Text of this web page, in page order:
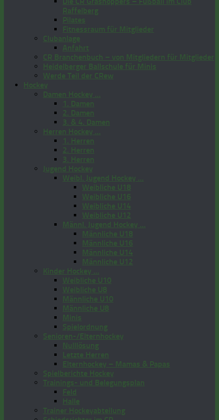
Raffelberg
Pilates
Fitnessraum für Mitglieder
Clubanlage
Anfahrt
CR Branchenbuch – von Mitgliedern für Mitglieder
Heidelberger Ballschule für Minis
Werde Teil der CRew
Hockey
Damen Hockey …
1. Damen
2. Damen
3. & 4. Damen
Herren Hockey …
1. Herren
2. Herren
3. Herren
Jugend Hockey
Weibl. Jugend Hockey …
Weibliche U18
Weibliche U16
Weibliche U14
Weibliche U12
Männl. Jugend Hockey …
Männliche U18
Männliche U16
Männliche U14
Männliche U12
Kinder Hockey …
Weibliche U10
Weibliche U8
Männliche U10
Männliche U8
Minis
Spielordnung
Senioren-/Elternhockey
Nulllösung
Letzte Herren
Elternhockey – Mamas & Papas
Spielberichte Hockey
Trainings- und Belegungsplan
Feld
Halle
Trainer Hockeyabteilung